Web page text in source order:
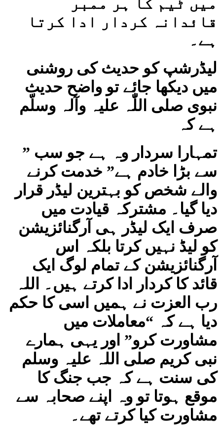
میں ٹیم کا ہر ممبر
قائدانہ کردار ادا کرتا
ہے۔
لیڈرشپ کو حدیث کی روشنی
میں دیکھا جائے تو واضح حدیث
نبوی صلی اللّٰہ علیہ وآلہ وسلّم
ہے کہ
” تمہارا سردار وہ ہے جو سب
سے بڑا خادم ہے” خدمت کرنے
والے شخص کو بہترین لیڈر قرار
دیا گیا۔ مشترکہ قیادت میں
صرف ایک لیڈر ہی آرگنائزیشن
کو لیڈ نہیں کرتا بلکہ اس
آرگنائزیشن کے تمام لوگ ایک
قائد کا کردار ادا کرتے ہیں۔ اللہ
رب العزت نے ہمیں اسی کا حکم
دیا ہے کہ “معاملات میں
مشاورت کرو” اور یہی ہمارے
نبی کریم صلی اللہ علیہ وسلم
کی سنت ہے کہ جب جنگ کا
موقع ہوتا تو وہ اپنے صحابہ سے
مشاورت کیا کرتے تھے۔